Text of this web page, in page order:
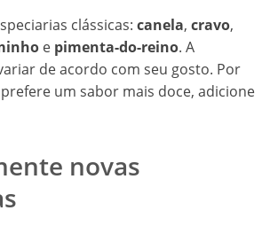
clássicas: canela, cravo,
e pimenta-do-reino. A
de acordo com seu gosto. Por
um sabor mais doce, adicione
novas